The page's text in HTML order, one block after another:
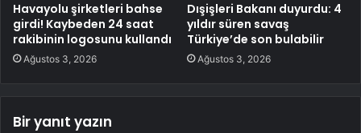
Havayolu şirketleri bahse
girdi! Kaybeden 24 saat
rakibinin logosunu kullandı
Ağustos 3, 2026
Dışişleri Bakanı duyurdu: 4
yıldır süren savaş
Türkiye’de son bulabilir
Ağustos 3, 2026
Bir yanıt yazın